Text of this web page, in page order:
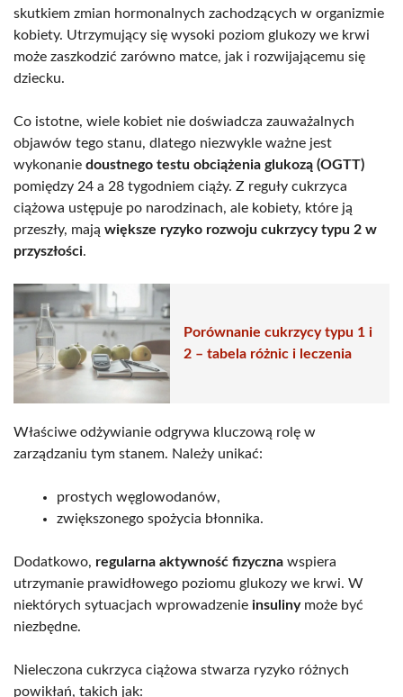
skutkiem zmian hormonalnych zachodzących w organizmie
kobiety. Utrzymujący się wysoki poziom glukozy we krwi
może zaszkodzić zarówno matce, jak i rozwijającemu się
dziecku.
Co istotne, wiele kobiet nie doświadcza zauważalnych
objawów tego stanu, dlatego niezwykle ważne jest
wykonanie doustnego testu obciążenia glukozą (OGTT)
pomiędzy 24 a 28 tygodniem ciąży. Z reguły cukrzyca
ciążowa ustępuje po narodzinach, ale kobiety, które ją
przeszły, mają większe ryzyko rozwoju cukrzycy typu 2 w
przyszłości.
Porównanie cukrzycy typu 1 i
2 – tabela różnic i leczenia
Właściwe odżywianie odgrywa kluczową rolę w
zarządzaniu tym stanem. Należy unikać:
prostych węglowodanów,
zwiększonego spożycia błonnika.
Dodatkowo, regularna aktywność fizyczna wspiera
utrzymanie prawidłowego poziomu glukozy we krwi. W
niektórych sytuacjach wprowadzenie insulinymoże być
niezbędne.
Nieleczona cukrzyca ciążowa stwarza ryzyko różnych
powikłań, takich jak: